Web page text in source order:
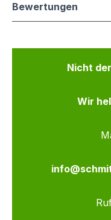
Bewertungen
Nicht
Wir